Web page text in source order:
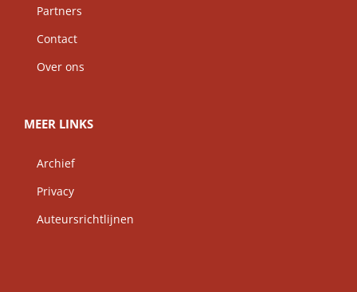
Partners
Contact
Over ons
MEER LINKS
Archief
Privacy
Auteursrichtlijnen